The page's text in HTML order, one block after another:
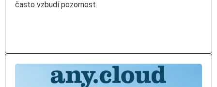
často vzbudí pozornost.